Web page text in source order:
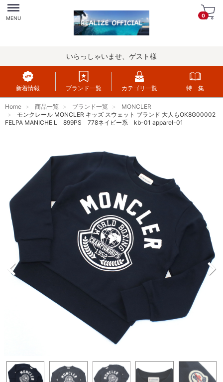
Menu
MENU 0
いらっしゃいませ、ゲスト様
新着情報 ブランド一覧 カテゴリ一覧 特 集
Home 商品一覧 ブランド一覧
MONCLER
モンクレール MONCLER キッズ スウェット ブランド 大人もOK8G00002
FELPA MANICHE L 899PS 778ネイビー系 kb-01 apparel-01